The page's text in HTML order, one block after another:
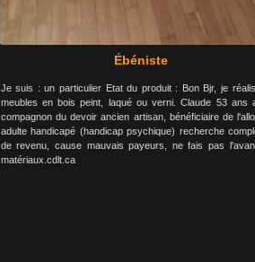
Ébéniste
Je suis : un particulier Etat du produit : Bon Bjr, je
meubles en bois peint, laqué ou verni. Claude 53 ans
compagnon du devoir ancien artisan, bénéficiaire de
adulte handicapé (handicap psychique) recherche
de revenu, cause mauvais payeurs, ne fais pas
matériaux.cdlt.ca